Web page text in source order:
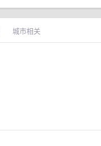
城市相关